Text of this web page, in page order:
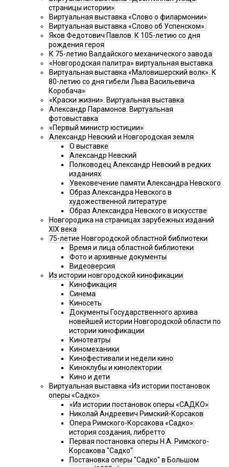
страницы истории»
Виртуальная выставка «Слово о филармонии»
Виртуальная выставка «Слово об Успенском».
Яков Федотович Павлов. К 105-летию со дня
рождения героя
К 75-летию Валдайского механического завода
«Новгородская палитра» виртуальная выставка
Виртуальная выставка «Маловишерский волк». К
80-летию со дня гибели Льва Васильевича
Коробача»
«Краски жизни». Виртуальная выставка
Александр Парамонов. Виртуальная
фотовыставка
«Первый министр юстиции»
Александр Невский и Новгородская земля
О выставке
Александр Невский
Полководец Александр Невский в редких
изданиях
Увековечение памяти Александра Невского
Образ Александра Невского в
художественной литературе
Образ Александра Невского в искусстве
Новгородика на страницах зарубежных изданий
XIX века
75-летие Новгородской областной библиотеки
Время и лица областной библиотеки
Фото и архивные документы
Видеоверсия
Из истории новгородской кинофикации
Кинофикация
Синема
Киносеть
Документы Государственного архива
новейшей истории Новгородской области по
истории кинофикации
Кинотеатры
Киномеханики
Кинофестивали и недели кино
Киноклубы и кинолектории
Кино и дети
Виртуальная выставка «Из истории постановок
оперы «Садко»
«Из истории постановок оперы «САДКО»
Николай Андреевич Римский-Корсаков
Опера Римского-Корсакова «Садко»:
история создания, либретто
Первая постановка оперы Н.А. Римского-
Корсакова "Садко"
Постановка оперы "Садко" в Большом